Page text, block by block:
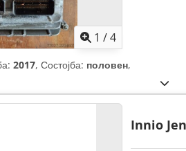
1 /4
2017, Состојба: половен,
Innio